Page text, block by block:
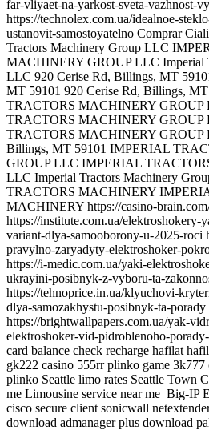
Big-IP
cisco secure client sonicwall
download admanager plus download